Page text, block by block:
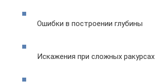
Ошибки в построении глубины
Искажения при сложных ракурсах